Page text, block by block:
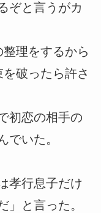
ぞと言うがカ
理をするから
破ったら許さ
初恋の相手の
でいた。
孝行息子だけ
」と言った。